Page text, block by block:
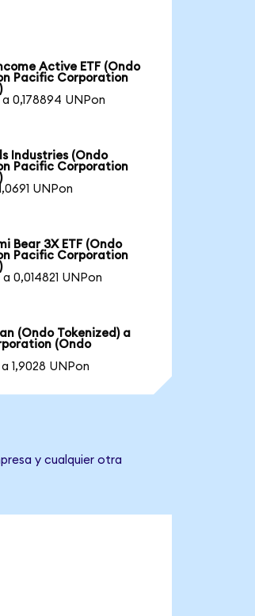
Active ETF (Ondo
Pacific Corporation
0,178894 UNPon
Industries (Ondo
Pacific Corporation
UNPon
Bear 3X ETF (Ondo
Pacific Corporation
0,014821 UNPon
(Ondo Tokenized) a
(Ondo
1,9028 UNPon
y cualquier otra